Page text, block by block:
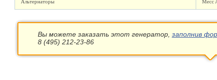
Альтернаторы Mecc
Вы можете заказать этот генератор, заполнив
8 (495) 212-23-86